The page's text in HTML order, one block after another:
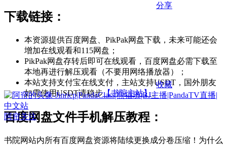
下载链接：
本资源提供百度网盘、PikPak网盘下载，未来可能还会
增加在线观看和115网盘；
PikPak网盘存转后即可在线观看，百度网盘必需下载至
本地再进行解压观看（不要用网络播放器）；
本站支持支付宝在线支付，主站支持USDT，国外朋友
如需使用USDT请稳步【书院主站】。
百度网盘文件手机解压教程：
书院网站内所有百度网盘资源将陆续更换成分卷压缩！为什么
分享
收藏
阿帘关注